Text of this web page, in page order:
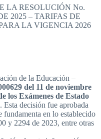
LA RESOLUCIÓN No.
2025 – TARIFAS DE
LA VIGENCIA 2026
de la Educación –
del 11 de noviembre
los Exámenes de Estado
. Esta decisión fue aprobada
en lo establecido
y 2294 de 2023, entre otras